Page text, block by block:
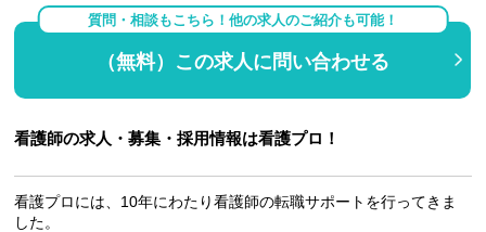
質問・相談もこちら！他の求人のご紹介も可能！
（無料）この求人に問い合わせる
看護師の求人・募集・採用情報は看護プロ！
看護プロには、10年にわたり看護師の転職サポートを行ってきま
した。